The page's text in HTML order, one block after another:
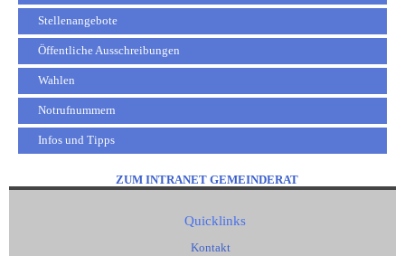
Stellenangebote
Öffentliche Ausschreibungen
Wahlen
Notrufnummern
Infos und Tipps
ZUM INTRANET GEMEINDERAT
Quicklinks
Kontakt